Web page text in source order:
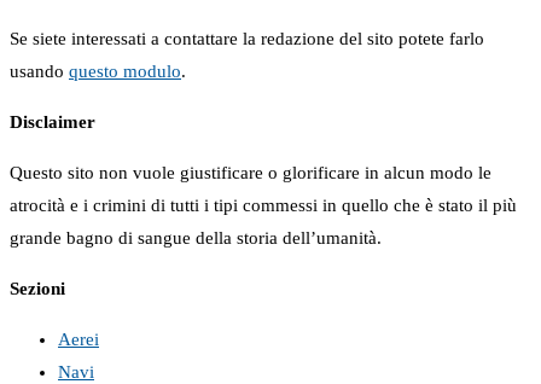
Se siete interessati a contattare la redazione del sito potete farlo
usando questo modulo.
Disclaimer
Questo sito non vuole giustificare o glorificare in alcun modo le
atrocità e i crimini di tutti i tipi commessi in quello che è stato il più
grande bagno di sangue della storia dell’umanità.
Sezioni
Aerei
Navi